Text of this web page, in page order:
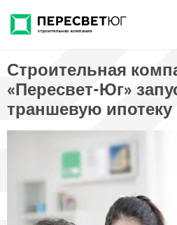
Строительная
«Пересвет-Юг»
траншевую ипотеку